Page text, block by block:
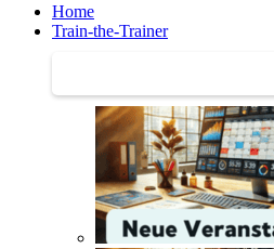
Home
Train-the-Trainer